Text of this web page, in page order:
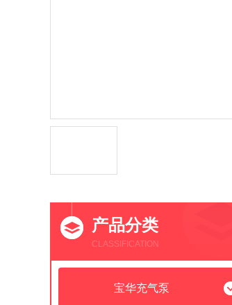
产品分类
CLASSIFICATION
宝华充气泵